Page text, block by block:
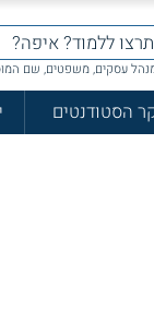
עסקים, משפטים, שם
הסטודנטים